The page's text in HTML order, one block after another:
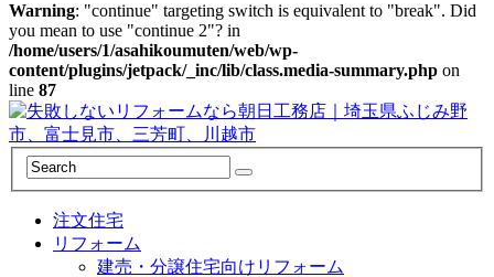
Warning: "continue" targeting switch is equivalent to "break". Did
you mean to use "continue 2"? in
/home/users/1/asahikoumuten/web/wp-
content/plugins/jetpack/_inc/lib/class.media-summary.php on
line 87
注文住宅
リフォーム
建売・分譲住宅向けリフォーム